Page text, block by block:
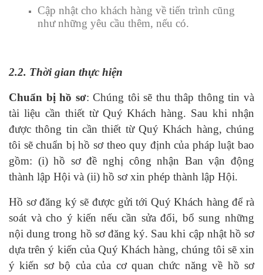
Cập nhật cho khách hàng về tiến trình cũng
như những yêu cầu thêm, nếu có.
2.2. Thời gian thực hiện
Chuẩn bị hồ sơ: Chúng tôi sẽ thu thâp thông tin và
tài liệu cần thiết từ Quý Khách hàng. Sau khi nhận
được thông tin cần thiết từ Quý Khách hàng, chúng
tôi sẽ chuẩn bị hồ sơ theo quy định của pháp luật bao
gồm: (i) hồ sơ đề nghị công nhận Ban vận động
thành lập Hội và (ii) hồ sơ xin phép thành lập Hội.
Hồ sơ đăng ký sẽ được gửi tới Quý Khách hàng để rà
soát và cho ý kiến nếu cần sửa đổi, bổ sung những
nội dung trong hồ sơ đăng ký. Sau khi cập nhật hồ sơ
dựa trên ý kiến của Quý Khách hàng, chúng tôi sẽ xin
ý kiến sơ bộ của của cơ quan chức năng về hồ sơ